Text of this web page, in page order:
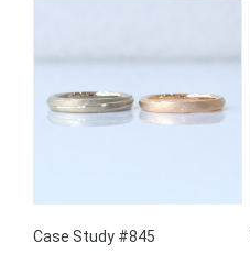
Case Study #845